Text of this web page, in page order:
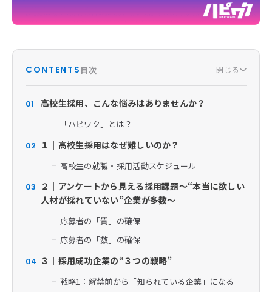
採用情報
お問い合わせ
CONTENTS 目次 閉じる
01 高校生採用、こんな悩みはありませんか？
「ハピワク」とは？
02 １｜高校生採用はなぜ難しいのか？
高校生の就職・採用活動スケジュール
03
２｜アンケートから見える採用課題～“本当に欲しい
人材が採れていない”企業が多数～
応募者の「質」の確保
応募者の「数」の確保
04 ３｜採用成功企業の“３つの戦略”
戦略1：解禁前から「知られている企業」になる